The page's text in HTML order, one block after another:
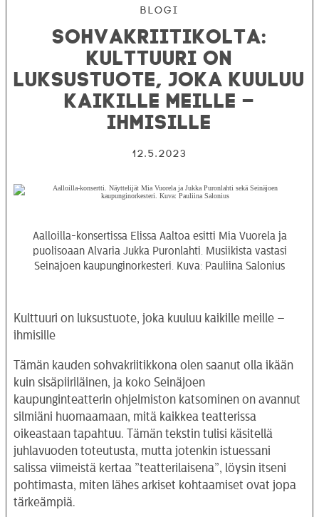
Blogi
Sohvakriitikolta:
Kulttuuri on
luksustuote, joka kuuluu
kaikille meille –
ihmisille
12.5.2023
Aalloilla-konsertissa Elissa Aaltoa esitti Mia Vuorela ja
puolisoaan Alvaria Jukka Puronlahti. Musiikista vastasi
Seinäjoen kaupunginorkesteri. Kuva: Pauliina Salonius
Kulttuuri on luksustuote, joka kuuluu kaikille meille –
ihmisille
Tämän kauden sohvakriitikkona olen saanut olla ikään
kuin sisäpiiriläinen, ja koko Seinäjoen
kaupunginteatterin ohjelmiston katsominen on avannut
silmiäni huomaamaan, mitä kaikkea teatterissa
oikeastaan tapahtuu. Tämän tekstin tulisi käsitellä
juhlavuoden toteutusta, mutta jotenkin istuessani
salissa viimeistä kertaa ”teatterilaisena”, löysin itseni
pohtimasta, miten lähes arkiset kohtaamiset ovat jopa
tärkeämpiä.